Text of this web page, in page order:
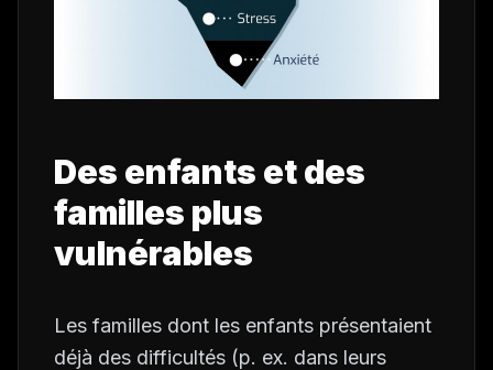
Des enfants et des
familles plus
vulnérables
Les familles dont les enfants présentaient
déjà des difficultés (p. ex. dans leurs